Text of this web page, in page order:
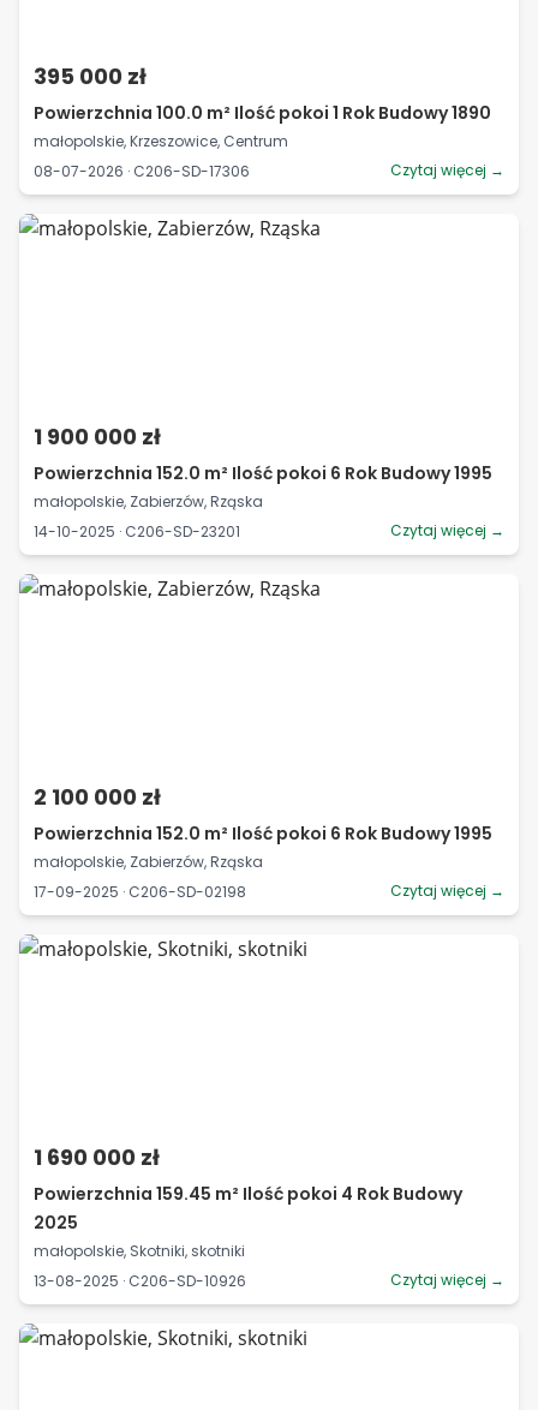
395 000 zł
Powierzchnia 100.0 m² Ilość pokoi 1 Rok Budowy 1890
małopolskie, Krzeszowice, Centrum
08-07-2026 · C206-SD-17306
Czytaj więcej →
1 900 000 zł
Powierzchnia 152.0 m² Ilość pokoi 6 Rok Budowy 1995
małopolskie, Zabierzów, Rząska
14-10-2025 · C206-SD-23201
Czytaj więcej →
2 100 000 zł
Powierzchnia 152.0 m² Ilość pokoi 6 Rok Budowy 1995
małopolskie, Zabierzów, Rząska
17-09-2025 · C206-SD-02198
Czytaj więcej →
1 690 000 zł
Powierzchnia 159.45 m² Ilość pokoi 4 Rok Budowy
2025
małopolskie, Skotniki, skotniki
13-08-2025 · C206-SD-10926
Czytaj więcej →